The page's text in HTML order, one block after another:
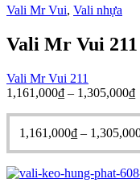
Vali Mr Vui, Vali nhựa
Vali Mr Vui 211
Vali Mr Vui 211
1,161,000₫ – 1,305,000₫
1,161,000₫ –